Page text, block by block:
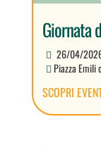
Giornata
26/04/
Piazza Emili
SCOPRI